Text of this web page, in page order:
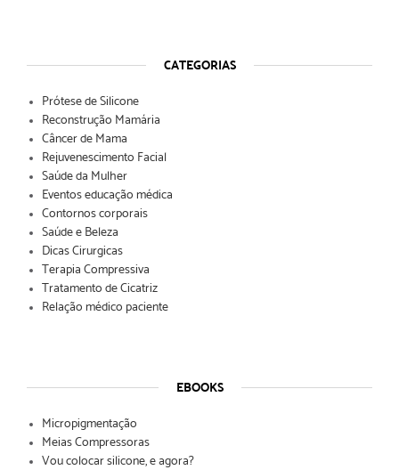
CATEGORIAS
Prótese de Silicone
Reconstrução Mamária
Câncer de Mama
Rejuvenescimento Facial
Saúde da Mulher
Eventos educação médica
Contornos corporais
Saúde e Beleza
Dicas Cirurgicas
Terapia Compressiva
Tratamento de Cicatriz
Relação médico paciente
EBOOKS
Micropigmentação
Meias Compressoras
Vou colocar silicone, e agora?